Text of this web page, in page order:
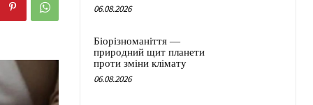
06.08.2026
Біорізноманіття —
природний щит планети
проти зміни клімату
06.08.2026